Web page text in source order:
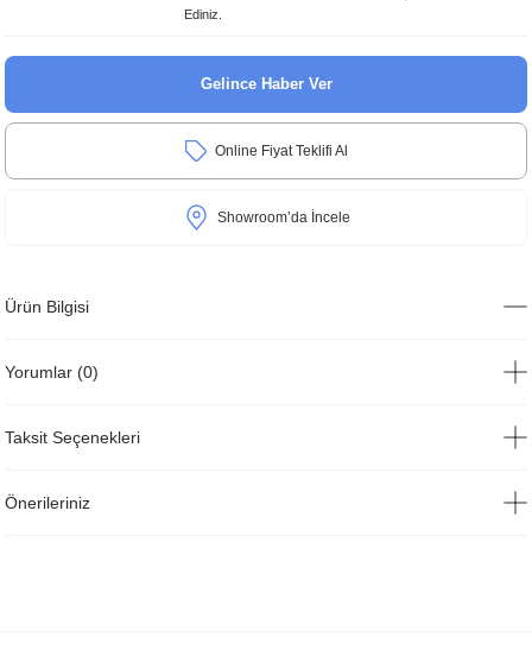
Ediniz.
Gelince Haber Ver
Online Fiyat Teklifi Al
Showroom’da İncele
Ürün Bilgisi
Yorumlar (0)
Taksit Seçenekleri
Önerileriniz